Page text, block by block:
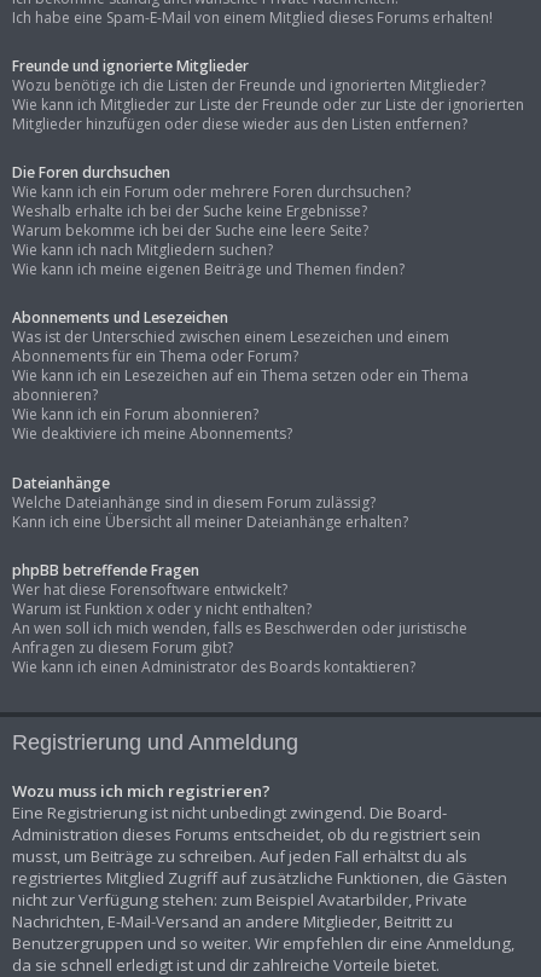
Ich habe eine Spam-E-Mail von einem Mitglied dieses Forums erhalten!
Freunde und ignorierte Mitglieder
Wozu benötige ich die Listen der Freunde und ignorierten Mitglieder?
Wie kann ich Mitglieder zur Liste der Freunde oder zur Liste der ignorierten
Mitglieder hinzufügen oder diese wieder aus den Listen entfernen?
Die Foren durchsuchen
Wie kann ich ein Forum oder mehrere Foren durchsuchen?
Weshalb erhalte ich bei der Suche keine Ergebnisse?
Warum bekomme ich bei der Suche eine leere Seite?
Wie kann ich nach Mitgliedern suchen?
Wie kann ich meine eigenen Beiträge und Themen finden?
Abonnements und Lesezeichen
Was ist der Unterschied zwischen einem Lesezeichen und einem
Abonnements für ein Thema oder Forum?
Wie kann ich ein Lesezeichen auf ein Thema setzen oder ein Thema
abonnieren?
Wie kann ich ein Forum abonnieren?
Wie deaktiviere ich meine Abonnements?
Dateianhänge
Welche Dateianhänge sind in diesem Forum zulässig?
Kann ich eine Übersicht all meiner Dateianhänge erhalten?
phpBB betreffende Fragen
Wer hat diese Forensoftware entwickelt?
Warum ist Funktion x oder y nicht enthalten?
An wen soll ich mich wenden, falls es Beschwerden oder juristische
Anfragen zu diesem Forum gibt?
Wie kann ich einen Administrator des Boards kontaktieren?
Registrierung und Anmeldung
Wozu muss ich mich registrieren?
Eine Registrierung ist nicht unbedingt zwingend. Die Board-
Administration dieses Forums entscheidet, ob du registriert sein
musst, um Beiträge zu schreiben. Auf jeden Fall erhältst du als
registriertes Mitglied Zugriff auf zusätzliche Funktionen, die Gästen
nicht zur Verfügung stehen: zum Beispiel Avatarbilder, Private
Nachrichten, E-Mail-Versand an andere Mitglieder, Beitritt zu
Benutzergruppen und so weiter. Wir empfehlen dir eine Anmeldung,
da sie schnell erledigt ist und dir zahlreiche Vorteile bietet.